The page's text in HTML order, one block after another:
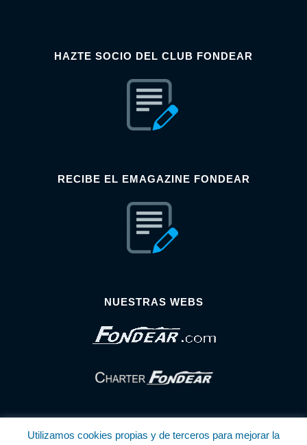
HAZTE SOCIO DEL CLUB FONDEAR
RECIBE EL EMAGAZINE FONDEAR
NUESTRAS WEBS
Utilizamos cookies propias y de terceros para mejorar la